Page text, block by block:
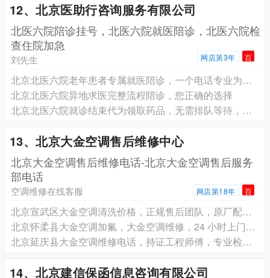
12、北京医助行咨询服务有限公司
北医六院陪诊挂号，北医六院就医陪诊，北医六院检
查住院加急
刘先生 网店第3年 百
北京北医六院老年患者专属就医陪诊，一个电话专业为您服务
北京北医六院异地求医完整流程陪诊，您正确的选择
北京北医六院就诊结束代为领取药品，无需排队等待，轻松就诊
13、北京大金空调售后维修中心
北京大金空调售后维修电话-北京大金空调售后服务
部电话
空调维修在线客服 网店第18年 百
北京宣武区大金空调清洗价格，正规售后团队，原厂配件质量有保障
北京怀柔县大金空调加氟，大金空调维修，24 小时上门服务
北京延庆县大金空调维修电话，持证工程师傅，专业检测定位故障
14、北京建信保函信息咨询有限公司